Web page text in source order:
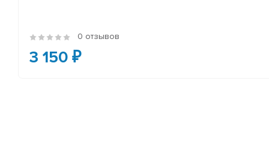
0 отзывов
3 150 ₽